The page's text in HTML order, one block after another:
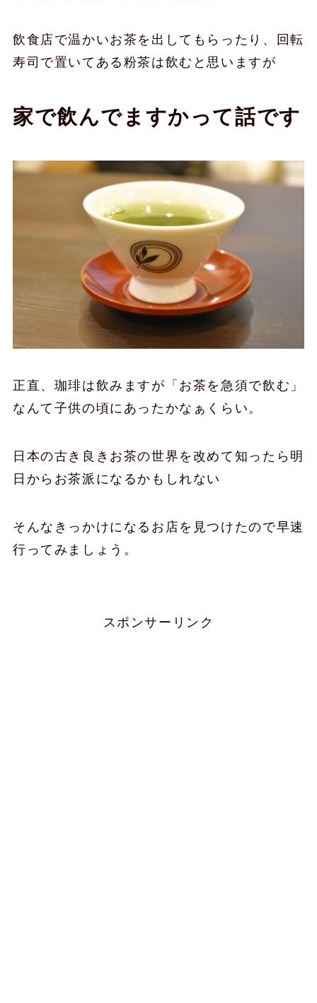
飲食店で温かいお茶を出してもらったり、回転
寿司で置いてある粉茶は飲むと思いますが
家で飲んでますかって話です
正直、珈琲は飲みますが「お茶を急須で飲む」
なんて子供の頃にあったかなぁくらい。
日本の古き良きお茶の世界を改めて知ったら明
日からお茶派になるかもしれない
そんなきっかけになるお店を見つけたので早速
行ってみましょう。
スポンサーリンク